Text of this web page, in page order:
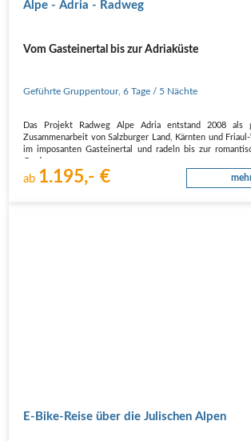
Alpe - Adria - Radweg
Vom Gasteinertal bis zur Adriaküste
Geführte Gruppentour,6 Tage / 5 Nächte
Das Projekt Radweg Alpe Adria entstand 2008 als
Zusammenarbeit von Salzburger Land, Kärnten und
im imposanten Gasteinertal und radeln bis zur
Mehrere konträre Landschaftsbilder bestimmen diesen
ab 1.195,- €
E-Bike-Reise über die Julischen Alpen